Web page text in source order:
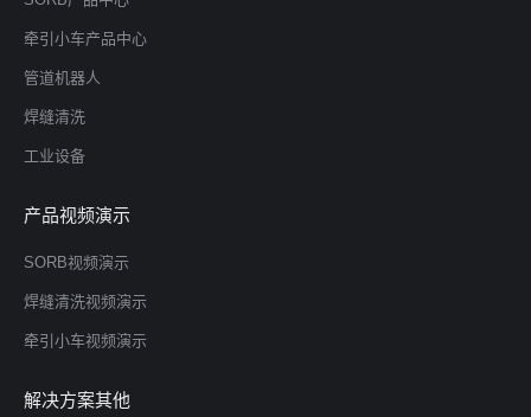
牵引小车产品中心
管道机器人
焊缝清洗
工业设备
产品视频演示
SORB视频演示
焊缝清洗视频演示
牵引小车视频演示
解决方案其他